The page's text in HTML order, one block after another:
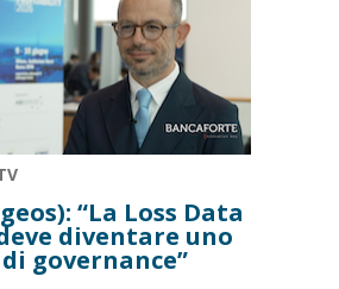
“La Loss Data
diventare uno
governance”